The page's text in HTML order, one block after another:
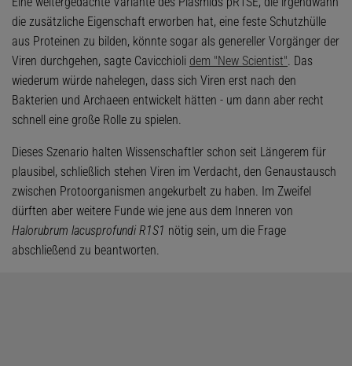
die zusätzliche Eigenschaft erworben hat, eine feste Schutzhülle
aus Proteinen zu bilden, könnte sogar als genereller Vorgänger der
Viren durchgehen, sagte Cavicchioli dem "New Scientist". Das
wiederum würde nahelegen, dass sich Viren erst nach den
Bakterien und Archaeen entwickelt hätten - um dann aber recht
schnell eine große Rolle zu spielen.
Dieses Szenario halten Wissenschaftler schon seit Längerem für
plausibel, schließlich stehen Viren im Verdacht, den Genaustausch
zwischen Protoorganismen angekurbelt zu haben. Im Zweifel
dürften aber weitere Funde wie jene aus dem Inneren von
Halorubrum lacusprofundi R1S1 nötig sein, um die Frage
abschließend zu beantworten.